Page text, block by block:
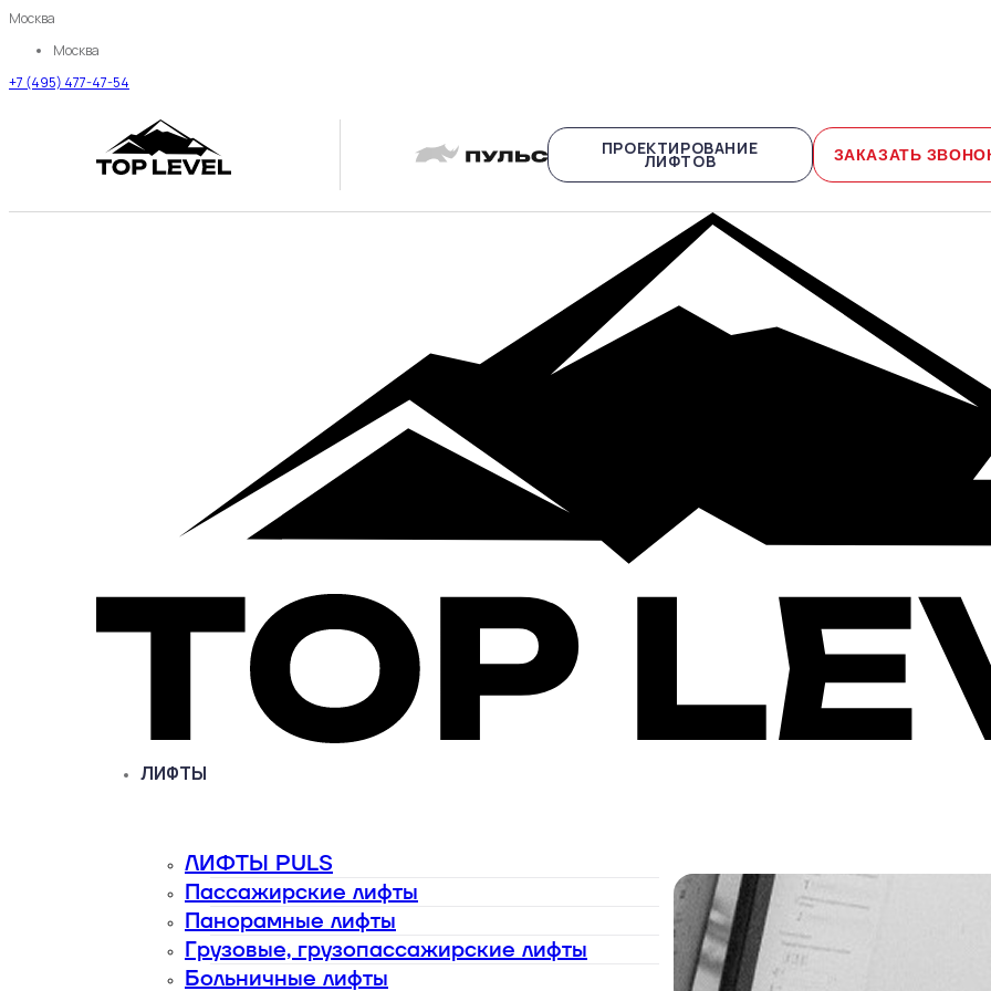
Москва
Москва
+7 (495) 477-47-54
ПРОЕКТИРОВАНИЕ
ЛИФТОВ ЗАКАЗАТЬ
ЛИФТЫ
ЛИФТЫ PULS
Пассажирские лифты
Панорамные лифты
Грузовые, грузопассажирские лифты
Больничные лифты